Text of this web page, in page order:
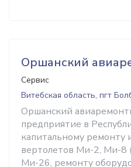
Оршанский
Сервис
Витебская область, пгт
Оршанский
предприятие в
капитальному
вертолетов Ми-2, Ми-
Ми-26, ремонту